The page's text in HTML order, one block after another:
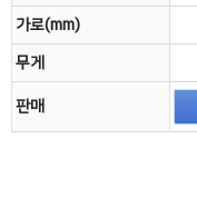
가로(mm)
무게
판매